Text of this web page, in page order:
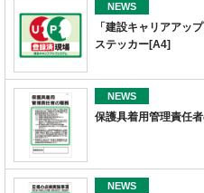
NEWS
「建設キャリアアッ
ステッカー[A4]
NEWS
保護具着用管理責任
NEWS